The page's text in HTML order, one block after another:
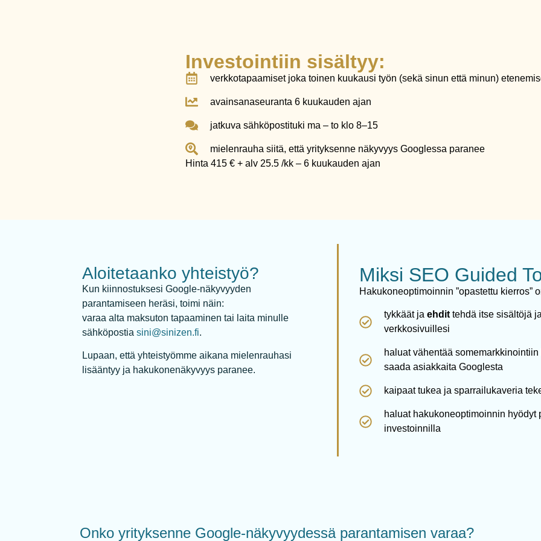
Investointiin sisältyy:
verkkotapaamiset joka toinen kuukausi työn (sekä sinun että minun)
avainsanaseuranta 6 kuukauden ajan
jatkuva sähköpostituki ma – to klo 8–15
mielenrauha siitä, että yrityksenne näkyvyys Googlessa paranee
Hinta 415 € + alv 25.5 /kk – 6 kuukauden ajan
Aloitetaanko yhteistyö?
Kun kiinnostuksesi Google-näkyvyyden
parantamiseen heräsi, toimi näin:
varaa alta maksuton tapaaminen tai laita minulle
sähköpostiasini@sinizen.fi.
Lupaan, että yhteistyömme aikana mielenrauhasi
lisääntyy ja hakukonenäkyvyys paranee.
Miksi SEO Guided
Hakukoneoptimoinnin ”opastettu kierros”
tykkäät jaehdit tehdä itse sisältöjä
verkkosivuillesi
haluat vähentää
saada asiakkaita Googlesta
kaipaat tukea ja sparrailukaveria
haluat hakukoneoptimoinnin hyödyt
investoinnilla
Onko yrityksenne Google-näkyvyydessä parantamisen varaa?